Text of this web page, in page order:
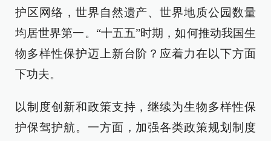
护区网络，世界自然遗产、世界地质公园数量
均居世界第一。“十五五”时期，如何推动我国生
物多样性保护迈上新台阶？应着力在以下方面
下功夫。
以制度创新和政策支持，继续为生物多样性保
护保驾护航。一方面，加强各类政策规划制度